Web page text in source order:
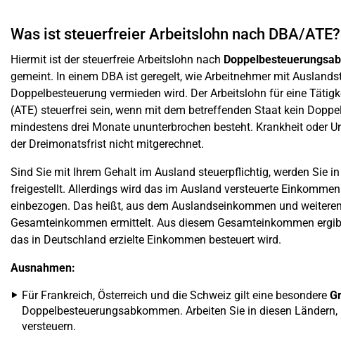
Was ist steuerfreier Arbeitslohn nach DBA/ATE?
Hiermit ist der steuerfreie Arbeitslohn nach
gemeint. In einem DBA ist geregelt, wie Arbeitnehmer mit
Doppelbesteuerung vermieden wird. Der Arbeitslohn für eine
(ATE) steuerfrei sein, wenn mit dem betreffenden Staat kein
mindestens drei Monate ununterbrochen besteht. Krankheit oder
der Dreimonatsfrist nicht mitgerechnet.
Sind Sie mit Ihrem Gehalt im Ausland steuerpflichtig, werden Sie
freigestellt. Allerdings wird das im Ausland versteuerte
einbezogen. Das heißt, aus dem Auslandseinkommen und
Gesamteinkommen ermittelt. Aus diesem Gesamteinkommen
das in Deutschland erzielte Einkommen besteuert wird.
Ausnahmen:
Für Frankreich, Österreich und die Schweiz gilt eine besondere
Doppelbesteuerungsabkommen. Arbeiten Sie in diesen
versteuern.